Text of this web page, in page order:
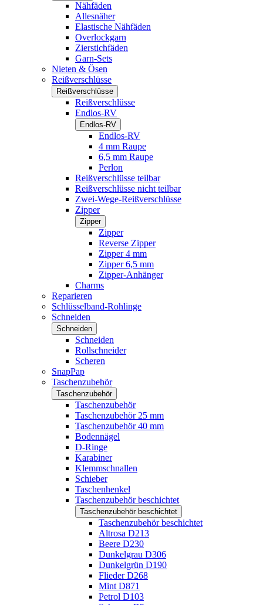
Nähfäden
Allesnäher
Elastische Nähfäden
Overlockgarn
Zierstichfäden
Garn-Sets
Nieten & Ösen
Reißverschlüsse
Reißverschlüsse
Reißverschlüsse
Endlos-RV
Endlos-RV
Endlos-RV
4 mm Raupe
6,5 mm Raupe
Perlon
Reißverschlüsse teilbar
Reißverschlüsse nicht teilbar
Zwei-Wege-Reißverschlüsse
Zipper
Zipper
Zipper
Reverse Zipper
Zipper 4 mm
Zipper 6,5 mm
Zipper-Anhänger
Charms
Reparieren
Schlüsselband-Rohlinge
Schneiden
Schneiden
Schneiden
Rollschneider
Scheren
SnapPap
Taschenzubehör
Taschenzubehör
Taschenzubehör
Taschenzubehör 25 mm
Taschenzubehör 40 mm
Bodennägel
D-Ringe
Karabiner
Klemmschnallen
Schieber
Taschenhenkel
Taschenzubehör beschichtet
Taschenzubehör beschichtet
Taschenzubehör beschichtet
Altrosa D213
Beere D230
Dunkelgrau D306
Dunkelgrün D190
Flieder D268
Mint D871
Petrol D103